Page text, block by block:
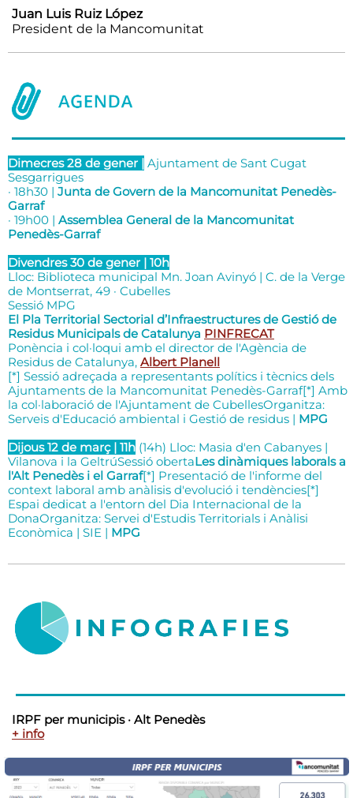
Juan Luis Ruiz López
President de la Mancomunitat
Dimecres 28 de gener | Ajuntament de Sant Cugat
Sesgarrigues
· 18h30 | Junta de Govern de la Mancomunitat Penedès-
Garraf
· 19h00 | Assemblea General de la Mancomunitat
Penedès-Garraf
Divendres 30 de gener | 10h
Lloc: Biblioteca municipal Mn. Joan Avinyó | C. de la Verge
de Montserrat, 49 · Cubelles
Sessió MPG
El Pla Territorial Sectorial d’Infraestructures de Gestió de
Residus Municipals de Catalunya PINFRECAT
Ponència i col·loqui amb el director de l'Agència de
Residus de Catalunya, Albert Planell
[*] Sessió adreçada a representants polítics i tècnics dels
Ajuntaments de la Mancomunitat Penedès-Garraf[*] Amb
la col·laboració de l'Ajuntament de CubellesOrganitza:
Serveis d'Educació ambiental i Gestió de residus | MPG
Dijous 12 de març | 11h (14h) Lloc: Masia d'en Cabanyes |
Vilanova i la GeltrúSessió obertaLes dinàmiques laborals a
l'Alt Penedès i el Garraf[*] Presentació de l'informe del
context laboral amb anàlisis d'evolució i tendències[*]
Espai dedicat a l'entorn del Dia Internacional de la
DonaOrganitza: Servei d'Estudis Territorials i Anàlisi
Econòmica | SIE | MPG
IRPF per municipis · Alt Penedès
+ info